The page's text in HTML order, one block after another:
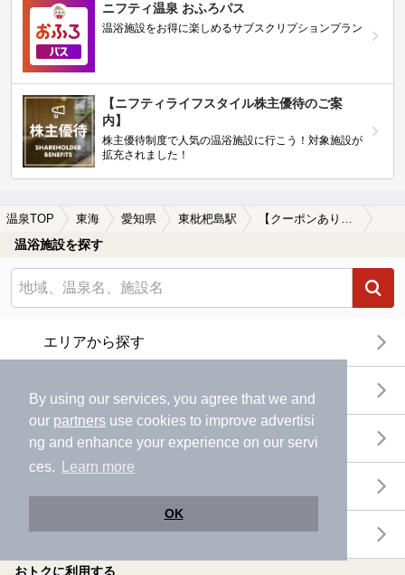
By using our services, you agree that we and
our partners use cookies to improve advertisi
ng and enhance your experience on our servi
ces.
Learn more
OK
ニフティ温泉 おふろパス
温浴施設をお得に楽しめるサブスクリプションプラン
【ニフティライフスタイル株主優待のご案
内】
株主優待制度で人気の温浴施設に行こう！対象施設が
拡充されました！
温泉TOP 東海 愛知県 東枇杷島駅 【クーポンあり】マッサージ、エステがある東枇杷島駅近くの温泉、日帰り温泉、スーパー銭湯おすすめ
温浴施設を探す
エリアから探す
地図から探す
特徴から探す
関連キーワードから探す
おトクに利用する